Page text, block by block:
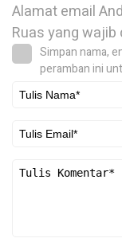
Alamat email
Ruas yang wajib
Simpan nama,
peramban ini